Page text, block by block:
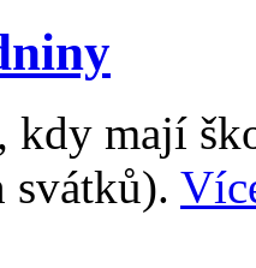
kdy mají
svátků).